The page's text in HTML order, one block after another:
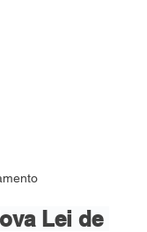
Lei de